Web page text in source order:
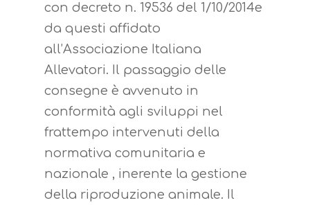
con decreto n. 19536 del 1/10/2014e
da questi affidato
all’Associazione Italiana
Allevatori. Il passaggio delle
consegne è avvenuto in
conformità agli sviluppi nel
frattempo intervenuti della
normativa comunitaria e
nazionale , inerente la gestione
della riproduzione animale. Il